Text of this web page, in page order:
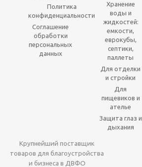
Политика
конфиденциальности
Соглашение
обработки
персональных
данных
Хранение
воды и
жидкостей:
емкости,
еврокубы,
септики,
паллеты
Для отделки
и стройки
Для
пищевиков и
ателье
Защита глаз и
дыхания
Крупнейший поставщик
товаров для благоустройства
и бизнеса в ДВФО